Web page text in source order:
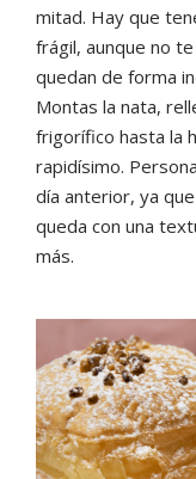
mitad. Hay que
frágil, aunque no
quedan de forma
Montas la nata,
frigorífico hasta la
rapidísimo.
día anterior, ya
queda con una
más.